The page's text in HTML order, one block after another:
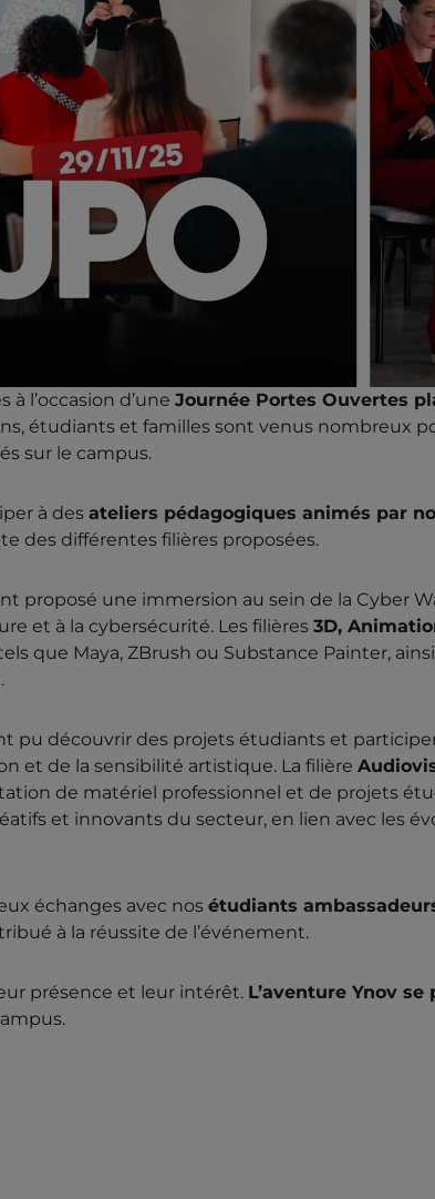
l’occasion d’une Journée Portes Ouvertes
étudiants et familles sont venus nombreux
sur le campus.
à des ateliers pédagogiques animés par
des différentes filières proposées.
proposé une immersion au sein de la Cyber
et à la cybersécurité. Les filières 3D,
que Maya, ZBrush ou Substance Painter,
pu découvrir des projets étudiants et
et de la sensibilité artistique. La filière
de matériel professionnel et de projets
et innovants du secteur, en lien avec les
échanges avec nos étudiants
à la réussite de l’événement.
présence et leur intérêt. L’aventure Ynov se